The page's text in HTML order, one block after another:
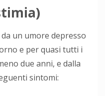
un umore depresso
e per quasi tutti i
due anni, e dalla
sintomi: